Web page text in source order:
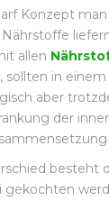
Konzept
allen
in
aber
der
gekochten